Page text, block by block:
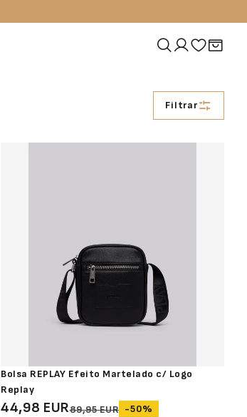
Filtrar
Bolsa REPLAY Efeito Martelado c/ Logo
Replay
44,98 EUR89,95 EUR -50%